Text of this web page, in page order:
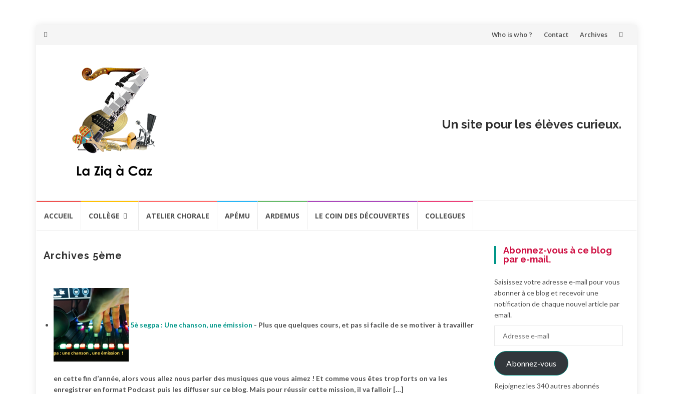
Aller
Who is who ? Contact Archives
Un site pour les élèves curieux.
ACCUEIL COLLÈGE ATELIER CHORALE APÉMU ARDEMUS LE COIN DES DÉCOUVERTES COLLEGUES
Archives 5ème
5è segpa : Une chanson, une émission - Plus que quelques cours, et pas si facile de se motiver à travailler
en cette fin d’année, alors vous allez nous parler des musiques que vous aimez ! Et comme vous êtes trop forts on va les
enregistrer en format Podcast puis les diffuser sur ce blog. Mais pour réussir cette mission, il va falloir […]
Abonnez-vous à ce blog
par e-mail.
Saisissez votre adresse e-mail pour vous
abonner à ce blog et recevoir une
notification de chaque nouvel article par
email.
mail
Abonnez-vous
Rejoignez les 340 autres abonnés